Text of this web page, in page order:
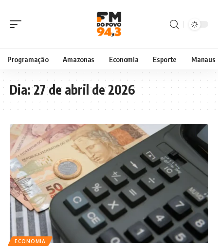
Programação Amazonas Economia Esporte Manaus
Dia:27 de abril de 2026
ECONOMIA